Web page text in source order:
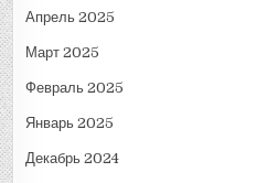
Апрель 2025
Март 2025
Февраль 2025
Январь 2025
Декабрь 2024